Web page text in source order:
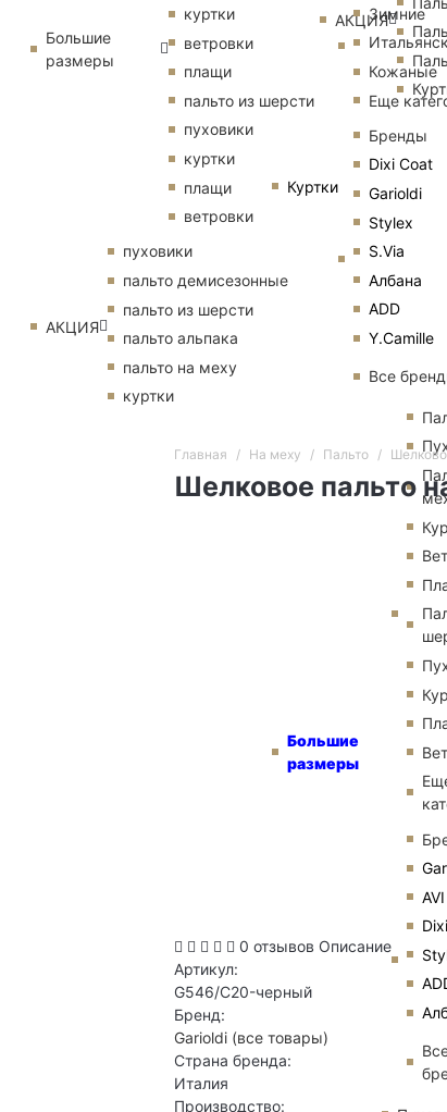
Куртки
Зимние
Кожаные
Еще
Бренды
Dixi Coat
Garioldi
Stylex
S.Via
Албана
ADD
Y.Camille
Все
Большие
размеры
AVI
Большие
размеры
куртки
ветровки
плащи
пальто из шерсти
пуховики
куртки
плащи
ветровки
АКЦИЯ
пуховики
пальто демисезонные
пальто из шерсти
пальто альпака
пальто на меху
куртки
АКЦИЯ
Главная На меху Пальто
Шелковое пальто
0 отзывов Описание
Артикул:
G546/C20-черный
Бренд:
Garioldi (все товары)
Страна бренда:
Италия
Производство: